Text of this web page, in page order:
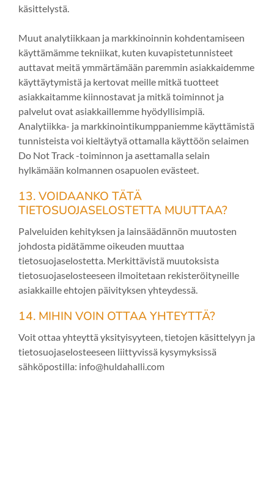
käsittelystä.
Muut analytiikkaan ja markkinoinnin kohdentamiseen
käyttämämme tekniikat, kuten kuvapistetunnisteet
auttavat meitä ymmärtämään paremmin asiakkaidemme
käyttäytymistä ja kertovat meille mitkä tuotteet
asiakkaitamme kiinnostavat ja mitkä toiminnot ja
palvelut ovat asiakkaillemme hyödyllisimpiä.
Analytiikka- ja markkinointikumppaniemme käyttämistä
tunnisteista voi kieltäytyä ottamalla käyttöön selaimen
Do Not Track -toiminnon ja asettamalla selain
hylkämään kolmannen osapuolen evästeet.
13. VOIDAANKO TÄTÄ
TIETOSUOJASELOSTETTA MUUTTAA?
Palveluiden kehityksen ja lainsäädännön muutosten
johdosta pidätämme oikeuden muuttaa
tietosuojaselostetta. Merkittävistä muutoksista
tietosuojaselosteeseen ilmoitetaan rekisteröityneille
asiakkaille ehtojen päivityksen yhteydessä.
14. MIHIN VOIN OTTAA YHTEYTTÄ?
Voit ottaa yhteyttä yksityisyyteen, tietojen käsittelyyn ja
tietosuojaselosteeseen liittyvissä kysymyksissä
sähköpostilla: info@huldahalli.com